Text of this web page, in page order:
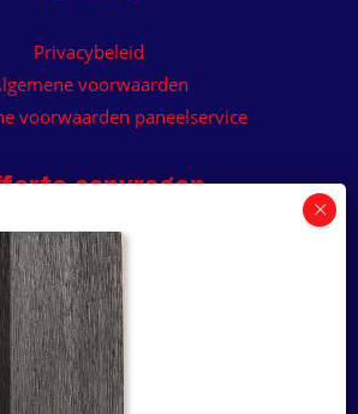
Privacybeleid
voorwaarden
voorwaarden paneelservice
aanvragen
op maat ontvangen voor
voor uw boot? Vraag een
offerte aan!
Offerte aanvragen
maakt
cookies om uw